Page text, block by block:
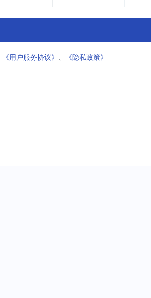
《用户服务协议》 、 《隐私政策》